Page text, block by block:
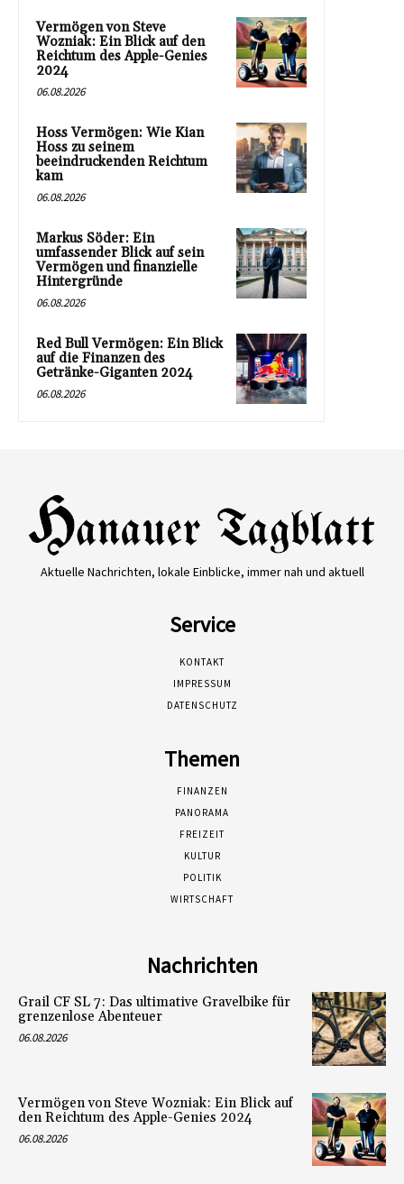
Vermögen von Steve
Wozniak: Ein Blick auf den
Reichtum des Apple-Genies
2024
06.08.2026
Hoss Vermögen: Wie Kian
Hoss zu seinem
beeindruckenden Reichtum
kam
06.08.2026
Markus Söder: Ein
umfassender Blick auf sein
Vermögen und finanzielle
Hintergründe
06.08.2026
Red Bull Vermögen: Ein Blick
auf die Finanzen des
Getränke-Giganten 2024
06.08.2026
Aktuelle Nachrichten, lokale Einblicke, immer nah und aktuell
Service
KONTAKT
IMPRESSUM
DATENSCHUTZ
Themen
FINANZEN
PANORAMA
FREIZEIT
KULTUR
POLITIK
WIRTSCHAFT
Nachrichten
Grail CF SL 7: Das ultimative Gravelbike für
grenzenlose Abenteuer
06.08.2026
Vermögen von Steve Wozniak: Ein Blick auf
den Reichtum des Apple-Genies 2024
06.08.2026